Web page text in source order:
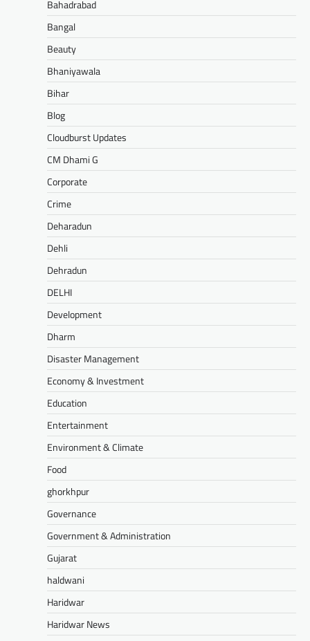
Bahadrabad
Bangal
Beauty
Bhaniyawala
Bihar
Blog
Cloudburst Updates
CM Dhami G
Corporate
Crime
Deharadun
Dehli
Dehradun
DELHI
Development
Dharm
Disaster Management
Economy & Investment
Education
Entertainment
Environment & Climate
Food
ghorkhpur
Governance
Government & Administration
Gujarat
haldwani
Haridwar
Haridwar News